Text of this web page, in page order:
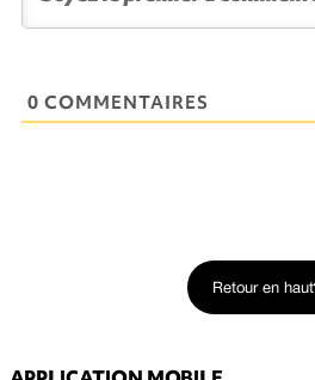
0 COMMENTAIRES
Retour en haut